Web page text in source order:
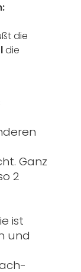
die
die
Ganz
2
ist
und